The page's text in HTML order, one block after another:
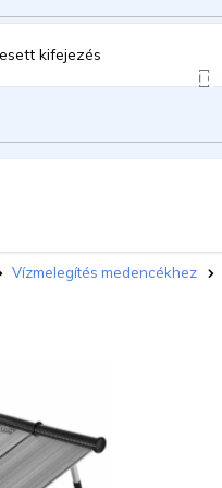
Vízmelegítés medencékhez